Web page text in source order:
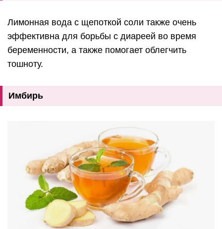
Лимонная вода с щепоткой соли также очень
эффективна для борьбы с диареей во время
беременности, а также помогает облегчить
тошноту.
Имбирь